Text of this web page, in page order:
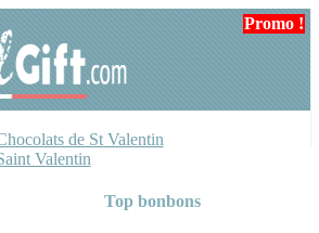
de St Valentin
Valentin
Top bonbons
Promo !
Promo !
Promo !
Promo !